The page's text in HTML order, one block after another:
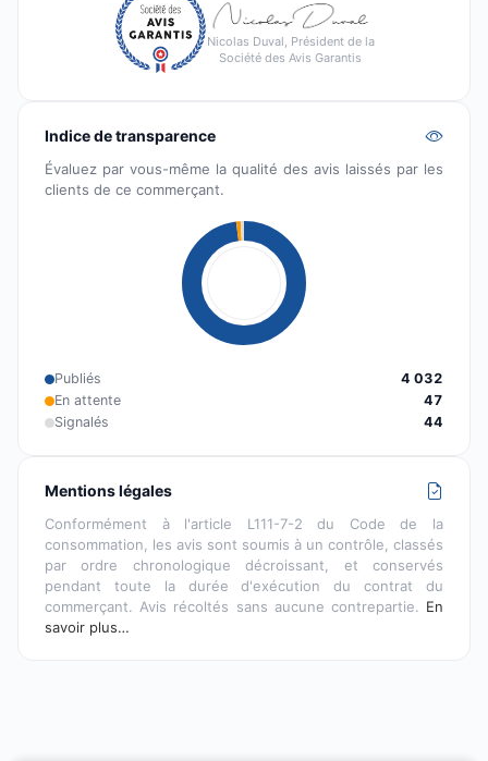
Nicolas Duval, Président de la
Société des Avis Garantis
Indice de transparence
Évaluez par vous-même la qualité des avis laissés par les
clients de ce commerçant.
Publiés
4 032
En attente
47
Signalés
44
Mentions légales
Conformément à l'article L111-7-2 du Code de la
consommation, les avis sont soumis à un contrôle, classés
par ordre chronologique décroissant, et conservés
pendant toute la durée d'exécution du contrat du
commerçant. Avis récoltés sans aucune contrepartie. En
savoir plus…